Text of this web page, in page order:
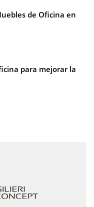
de Oficina en
para mejorar la